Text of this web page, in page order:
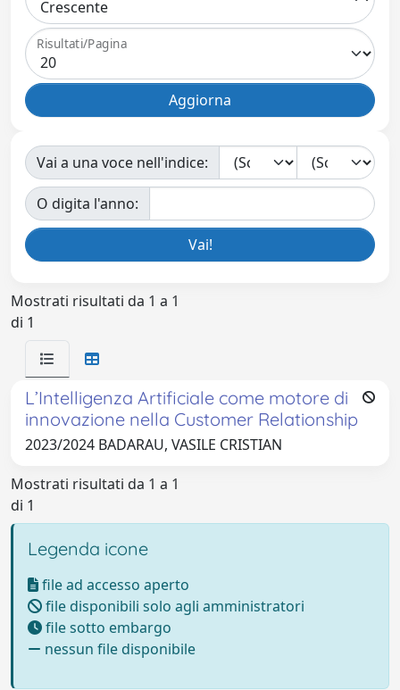
Risultati/Pagina
Vai a una voce nell'indice:
O digita l'anno:
Mostrati risultati da 1 a 1
di 1
L’Intelligenza Artificiale come motore di
innovazione nella Customer Relationship
2023/2024 BADARAU, VASILE CRISTIAN
Mostrati risultati da 1 a 1
di 1
Legenda icone
file ad accesso aperto
file disponibili solo agli amministratori
file sotto embargo
nessun file disponibile